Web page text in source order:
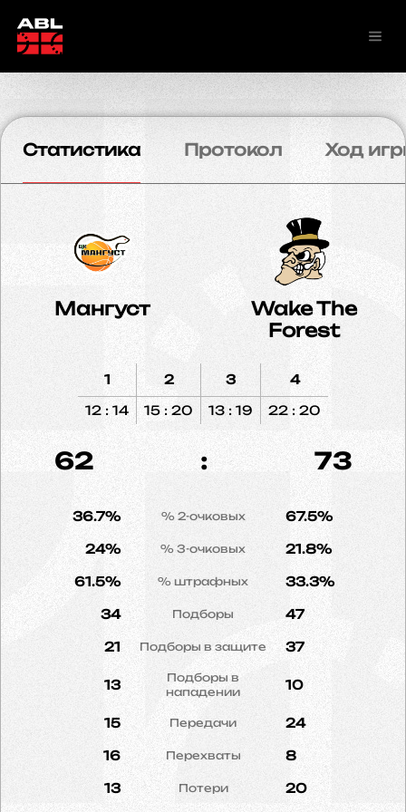
Статистика Протокол Ход
Мангуст
Wake The
Forest
1
12 : 14
2
15 : 20
3
13 : 19
4
22 : 20
62 : 73
36.7% % 2-очковых 67.5%
24% % 3-очковых 21.8%
61.5% % штрафных 33.3%
34 Подборы 47
21 Подборы в защите 37
13
Подборы в
нападении
10
15 Передачи 24
16 Перехваты 8
13 Потери 20